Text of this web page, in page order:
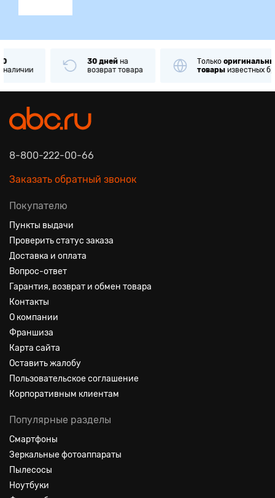
30 днейна
возврат товара
Толькооригинальные
товарыизвестных брендов
8-800-222-00-66
Заказать обратный звонок
Покупателю
Пункты выдачи
Проверить статус заказа
Доставка и оплата
Вопрос-ответ
Гарантия, возврат и обмен товара
Контакты
О компании
Франшиза
Карта сайта
Оставить жалобу
Пользовательское соглашение
Корпоративным клиентам
Популярные разделы
Смартфоны
Зеркальные фотоаппараты
Пылесосы
Ноутбуки